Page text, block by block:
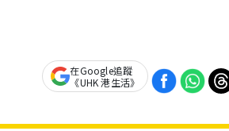
在Google追蹤
《UHK 港生活》